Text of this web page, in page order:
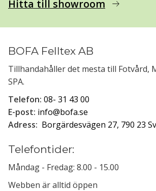
Hitta till showroom arrow_right_alt
BOFA Felltex AB
Tillhandahåller det mesta till Fotvård,
SPA.
Telefon: 08- 31 43 00
E-post: info@bofa.se
Adress: Borgärdesvägen 27, 790 23
Telefontider:
Måndag - Fredag: 8.00 - 15.00
Webben är alltid öppen